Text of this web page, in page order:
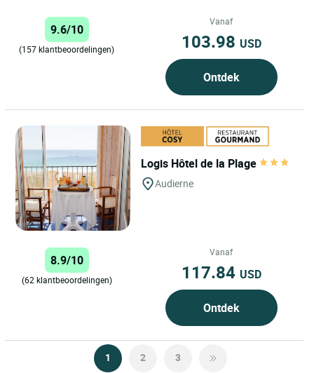
9.6/10
(157 klantbeoordelingen)
Vanaf
103.98 USD
Ontdek
Logis Hôtel de la Plage
Audierne
8.9/10
(62 klantbeoordelingen)
Vanaf
117.84 USD
Ontdek
1 2 3